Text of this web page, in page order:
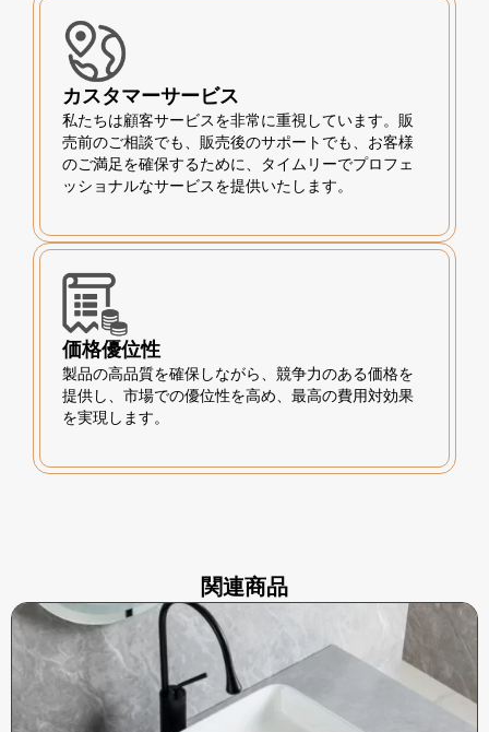
カスタマーサービス
私たちは顧客サービスを非常に重視しています。販
売前のご相談でも、販売後のサポートでも、お客様
のご満足を確保するために、タイムリーでプロフェ
ッショナルなサービスを提供いたします。
価格優位性
製品の高品質を確保しながら、競争力のある価格を
提供し、市場での優位性を高め、最高の費用対効果
を実現します。
関連商品